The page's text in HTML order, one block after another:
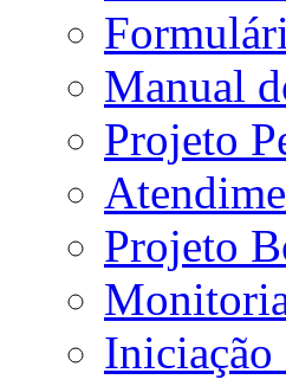
Manual
Projeto
Projeto